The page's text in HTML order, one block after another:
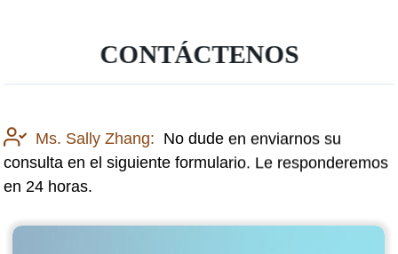
CONTÁCTENOS
Ms. Sally Zhang: No dude en enviarnos su
consulta en el siguiente formulario. Le responderemos
en 24 horas.